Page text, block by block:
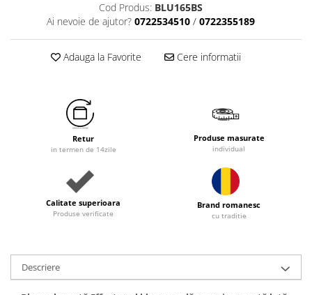
Cod Produs: BLU165BS
Ai nevoie de ajutor? 0722534510 / 0722355189
Adauga la Favorite Cere informatii
Retur
in termen de 14zile
Produse masurate
individual
Calitate superioara
Produse verificate
Brand romanesc
cu traditie
Descriere